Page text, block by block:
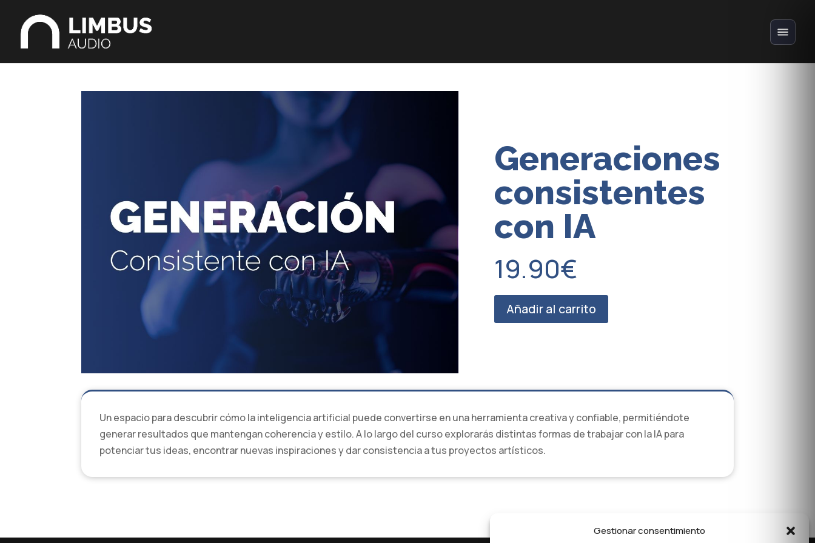
Gestionar consentimiento
Generaciones
consistentes
con IA
19.90€
Añadir al carrito
Un espacio para descubrir cómo la inteligencia artificial puede convertirse en una herramienta creativa y confiable, permitiéndote
generar resultados que mantengan coherencia y estilo. A lo largo del curso explorarás distintas formas de trabajar con la IA para
potenciar tus ideas, encontrar nuevas inspiraciones y dar consistencia a tus proyectos artísticos.